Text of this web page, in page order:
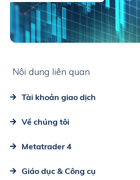
Nội dung liên quan
Tài khoản giao dịch
Về chúng tôi
Metatrader 4
Giáo dục & Công cụ